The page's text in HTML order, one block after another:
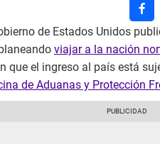
de Estados Unidos
viajar a la nación
que el ingreso al país está
de Aduanas y Protección